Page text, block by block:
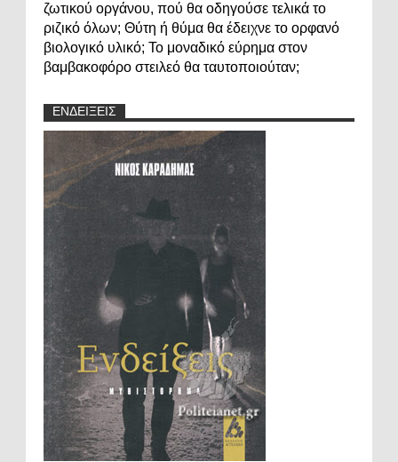
ζωτικού οργάνου, πού θα οδηγούσε τελικά το
ριζικό όλων; Θύτη ή θύμα θα έδειχνε το ορφανό
βιολογικό υλικό; Το μοναδικό εύρημα στον
βαμβακοφόρο στειλεό θα ταυτοποιούταν;
ΕΝΔΕΙΞΕΙΣ